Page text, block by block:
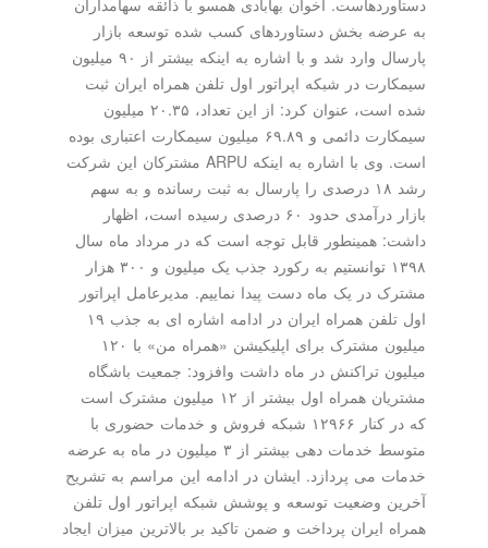
به عرضه بخش دستاوردهای کسب شده توسعه بازار
پارسال وارد شد و با اشاره به اینکه بیشتر از ۹۰ میلیون
سیمکارت در شبکه اپراتور اول تلفن همراه ایران ثبت
شده است، عنوان کرد: از این تعداد، ۲۰.۳۵ میلیون
سیمکارت دائمی و ۶۹.۸۹ میلیون سیمکارت اعتباری بوده
است. وی با اشاره به اینکه ARPU مشترکان این شرکت
رشد ۱۸ درصدی را پارسال به ثبت رسانده و به سهم
بازار درآمدی حدود ۶۰ درصدی رسیده است، اظهار
داشت: همینطور قابل توجه است که در مرداد ماه سال
۱۳۹۸ توانستیم به رکورد جذب یک میلیون و ۳۰۰ هزار
مشترک در یک ماه دست پیدا نماییم. مدیرعامل اپراتور
اول تلفن همراه ایران در ادامه اشاره ای به جذب ۱۹
میلیون مشترک برای اپلیکیشن «همراه من» با ۱۲۰
میلیون تراکنش در ماه داشت وافزود: جمعیت باشگاه
مشتریان همراه اول بیشتر از ۱۲ میلیون مشترک است
که در کنار ۱۲۹۶۶ شبکه فروش و خدمات حضوری با
متوسط خدمات دهی بیشتر از ۳ میلیون در ماه به عرضه
خدمات می پردازد. ایشان در ادامه این مراسم به تشریح
آخرین وضعیت توسعه و پوشش شبکه اپراتور اول تلفن
همراه ایران پرداخت و ضمن تاکید بر بالاترین میزان ایجاد